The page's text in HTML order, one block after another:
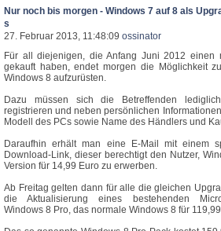
Nur noch bis morgen - Windows 7 auf 8 als
s
27. Februar 2013, 11:48:09 ossinator
Für all diejenigen, die Anfang Juni 2012 einen
gekauft haben, endet morgen die Möglichkeit
Windows 8 aufzurüsten.
Dazu müssen sich die Betreffenden
registrieren und neben persönlichen
Modell des PCs sowie Name des Händlers und
Daraufhin erhält man eine E-Mail mit einem
Download-Link, dieser berechtigt den Nutzer,
Version für 14,99 Euro zu erwerben.
Ab Freitag gelten dann für alle die gleichen
die Aktualisierung eines bestehenden
Windows 8 Pro, das normale Windows 8 für 119,99